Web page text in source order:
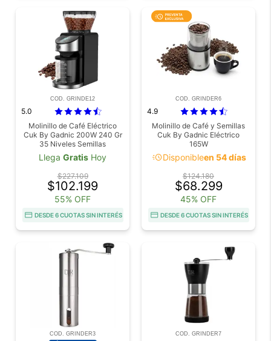
COD. GRINDE12
5.0
Molinillo de Café Eléctrico
Cuk By Gadnic 200W 240 Gr
35 Niveles Semillas
Llega Gratis Hoy
$227.109
$102.199
55% OFF
DESDE 6 CUOTAS SIN INTERÉS
COD. GRINDER6
4.9
Molinillo de Café y Semillas
Cuk By Gadnic Eléctrico
165W
acuteDisponibleen 54 días
$124.180
$68.299
45% OFF
DESDE 6 CUOTAS SIN INTERÉS
COD. GRINDER3
COD. GRINDER7